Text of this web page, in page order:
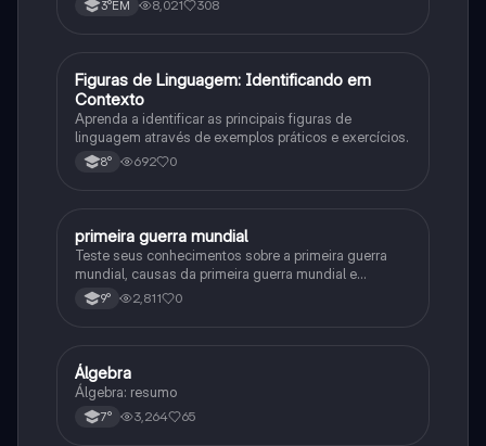
3°EM 8,021 308
FPortuguês
Figuras de Linguagem: Identificando em
Contexto
Aprenda a identificar as principais figuras de
linguagem através de exemplos práticos e exercícios.
8° 692 0
História
primeira guerra mundial
Teste seus conhecimentos sobre a primeira guerra
mundial, causas da primeira guerra mundial e
consequências da Primeira Guerra Mundial, fases da
primeira guerra mundial
9° 2,811 0
Matematica
Álgebra
Álgebra: resumo
7° 3,264 65